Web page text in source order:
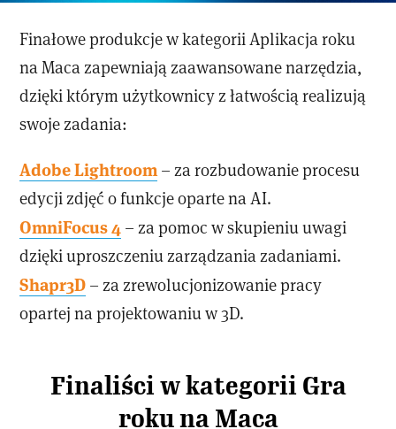
Finałowe produkcje w kategorii Aplikacja roku
na Maca zapewniają zaawansowane narzędzia,
dzięki którym użytkownicy z łatwością realizują
swoje zadania:
Adobe Lightroom – za rozbudowanie procesu
edycji zdjęć o funkcje oparte na AI.
OmniFocus 4 – za pomoc w skupieniu uwagi
dzięki uproszczeniu zarządzania zadaniami.
Shapr3D – za zrewolucjonizowanie pracy
opartej na projektowaniu w 3D.
Finaliści w kategorii Gra
roku na Maca